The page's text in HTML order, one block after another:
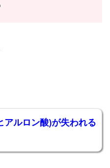
アルロン酸)が失われる